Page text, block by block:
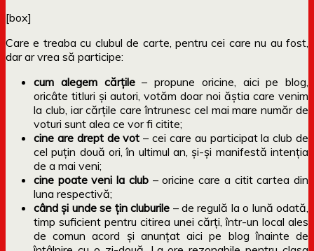
[box]
Care e treaba cu clubul de carte, pentru cei care nu au fost,
dar ar vrea să participe:
cum alegem cărțile– propune oricine, aici pe blog,
oricâte titluri și autori, votăm doar noi ăștia care venim
la club, iar cărțile care întrunesc cel mai mare număr de
voturi sunt alea ce vor fi citite;
cine are drept de vot – cei care au participat la club de
cel puțin două ori, în ultimul an, și-și manifestă intenția
de a mai veni;
cine poate veni la club– oricine care a citit cartea din
luna respectivă;
când și unde se țin cluburile – de regulă la o lună odată,
timp suficient pentru citirea unei cărți, într-un local ales
de comun acord și anunțat aici pe blog înainte de